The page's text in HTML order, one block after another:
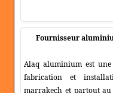
Fournisseur
Alaq aluminium est une
fabrication et
marrakech et partout au